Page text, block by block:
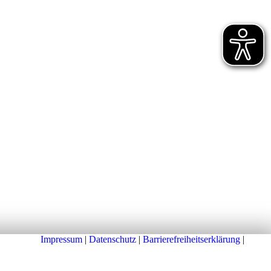
Impressum | Datenschutz | Barrierefreiheitserklärung |